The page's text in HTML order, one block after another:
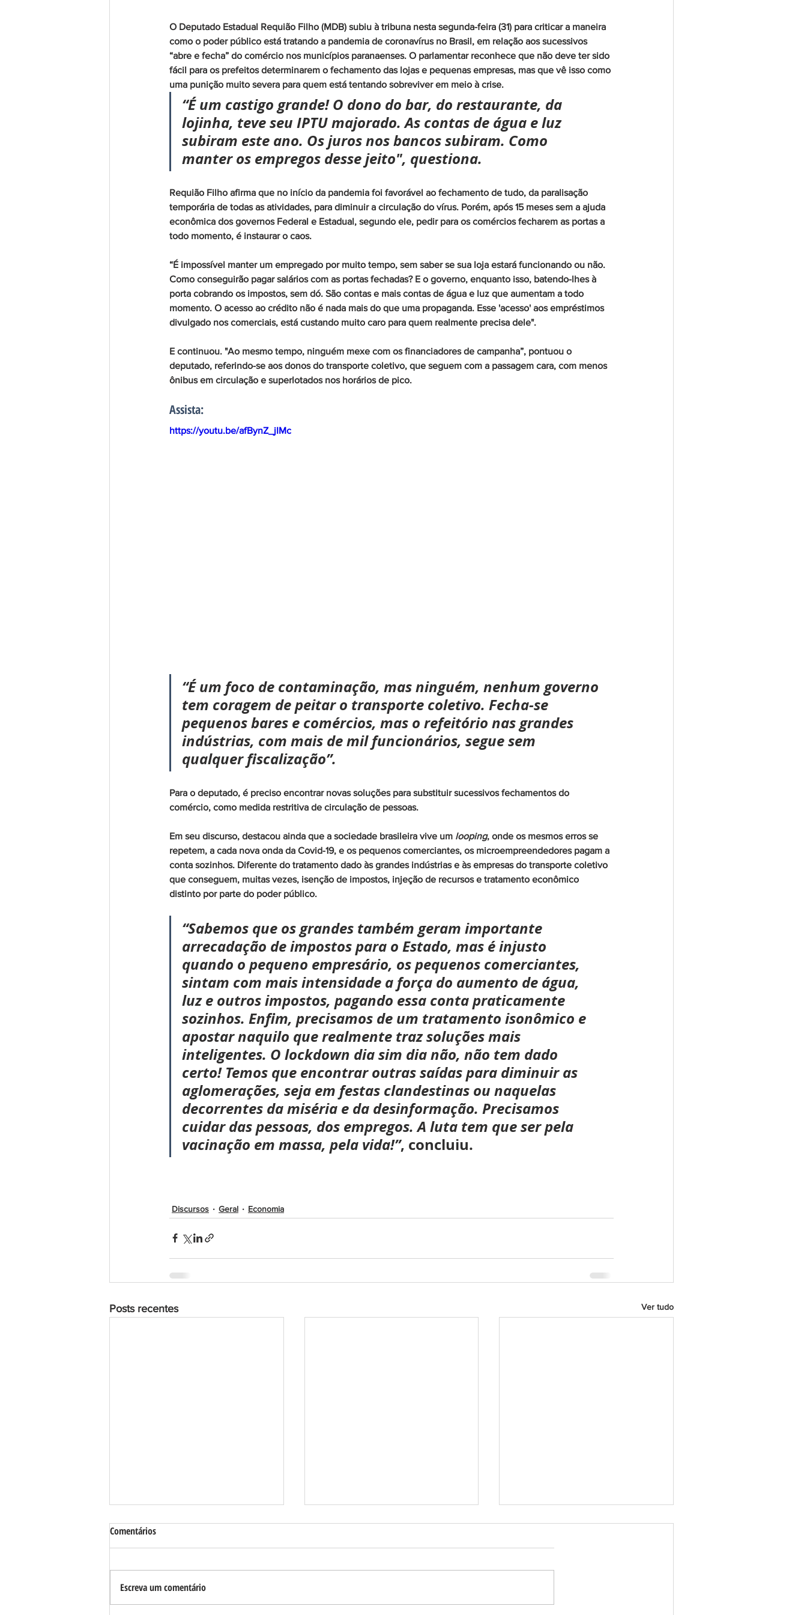
O Deputado Estadual Requião Filho (MDB) subiu à tribuna nesta segunda-feira (31) para criticar a maneira
como o poder público está tratando a pandemia de coronavírus no Brasil, em relação aos sucessivos
“abre e fecha” do comércio nos municípios paranaenses. O parlamentar reconhece que não deve ter sido
fácil para os prefeitos determinarem o fechamento das lojas e pequenas empresas, mas que vê isso como
uma punição muito severa para quem está tentando sobreviver em meio à crise.
“É um castigo grande! O dono do bar, do restaurante, da
lojinha, teve seu IPTU majorado. As contas de água e luz
subiram este ano. Os juros nos bancos subiram. Como
manter os empregos desse jeito", questiona.
Requião Filho afirma que no início da pandemia foi favorável ao fechamento de tudo, da paralisação
temporária de todas as atividades, para diminuir a circulação do vírus. Porém, após 15 meses sem a ajuda
econômica dos governos Federal e Estadual, segundo ele, pedir para os comércios fecharem as portas a
todo momento, é instaurar o caos.
“É impossível manter um empregado por muito tempo, sem saber se sua loja estará funcionando ou não.
Como conseguirão pagar salários com as portas fechadas? E o governo, enquanto isso, batendo-lhes à
porta cobrando os impostos, sem dó. São contas e mais contas de água e luz que aumentam a todo
momento. O acesso ao crédito não é nada mais do que uma propaganda. Esse 'acesso' aos empréstimos
divulgado nos comerciais, está custando muito caro para quem realmente precisa dele".
E continuou. "Ao mesmo tempo, ninguém mexe com os financiadores de campanha”, pontuou o
deputado, referindo-se aos donos do transporte coletivo, que seguem com a passagem cara, com menos
ônibus em circulação e superlotados nos horários de pico.
Assista:
https://youtu.be/afBynZ_jIMc
“É um foco de contaminação, mas ninguém, nenhum governo
tem coragem de peitar o transporte coletivo. Fecha-se
pequenos bares e comércios, mas o refeitório nas grandes
indústrias, com mais de mil funcionários, segue sem
qualquer fiscalização”.
Para o deputado, é preciso encontrar novas soluções para substituir sucessivos fechamentos do
comércio, como medida restritiva de circulação de pessoas.
Em seu discurso, destacou ainda que a sociedade brasileira vive um looping, onde os mesmos erros se
repetem, a cada nova onda da Covid-19, e os pequenos comerciantes, os microempreendedores pagam a
conta sozinhos. Diferente do tratamento dado às grandes indústrias e às empresas do transporte coletivo
que conseguem, muitas vezes, isenção de impostos, injeção de recursos e tratamento econômico
distinto por parte do poder público.
“Sabemos que os grandes também geram importante
arrecadação de impostos para o Estado, mas é injusto
quando o pequeno empresário, os pequenos comerciantes,
sintam com mais intensidade a força do aumento de água,
luz e outros impostos, pagando essa conta praticamente
sozinhos. Enfim, precisamos de um tratamento isonômico e
apostar naquilo que realmente traz soluções mais
inteligentes. O lockdown dia sim dia não, não tem dado
certo! Temos que encontrar outras saídas para diminuir as
aglomerações, seja em festas clandestinas ou naquelas
decorrentes da miséria e da desinformação. Precisamos
cuidar das pessoas, dos empregos. A luta tem que ser pela
vacinação em massa, pela vida!”, concluiu.
Discursos Geral Economia
Posts recentes Ver tudo
Comentários
Escreva um comentário